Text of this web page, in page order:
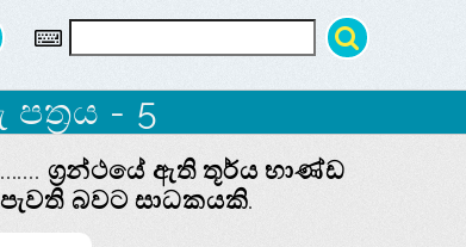
- 5
ග්‍රන්ථයේ ඇති තූර්ය භාණ්ඩ
බවට සාධකයකි.